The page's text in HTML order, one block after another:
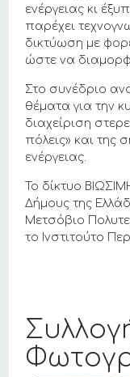
ενέργειας κι
παρέχει
δικτύωση με
ώστε να
Στο συνέδριο
θέματα για την
διαχείριση
πόλεις» και της
ενέργειας.
Το δίκτυο
Δήμους της
Μετσόβιο
το Ινστιτούτο